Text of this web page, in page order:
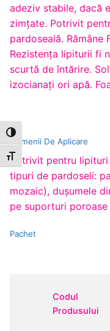
Toggle High Contrast
Toggle Font size
adeziv stabile, dacă
zimţate. Potrivit
pardoseală. Rămâne
Rezistenţa lipiturii fi
scurtă de întărire.
izocianaţi ori apă.
Domenii De Aplicare
Potrivit pentru
tipuri de pardoseli:
mozaic), duşumele
pe suporturi poroase
Pachet
Codul
Produsului